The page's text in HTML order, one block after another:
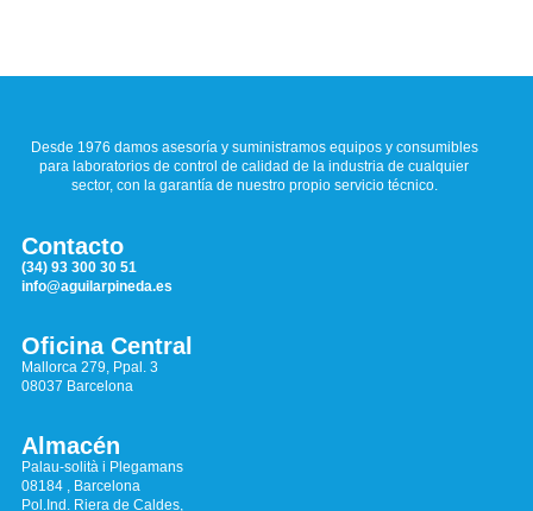
Desde 1976 damos asesoría y suministramos equipos y consumibles
para laboratorios de control de calidad de la industria de cualquier
sector, con la garantía de nuestro propio servicio técnico.
Contacto
(34) 93 300 30 51
info@aguilarpineda.es
Oficina Central
Mallorca 279, Ppal. 3
08037 Barcelona
Almacén
Palau-solità i Plegamans
08184 , Barcelona
Pol.Ind. Riera de Caldes,